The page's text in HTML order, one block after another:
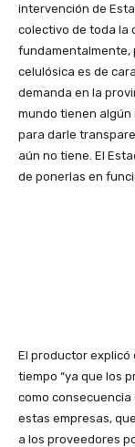
intervención de
colectivo de toda la
fundamentalmente,
celulósica es de
demanda en la
mundo tienen algún
para darle
aún no tiene. El
de ponerlas en
El productor explicó
tiempo “ya que los
como consecuencia
estas empresas,
a los proveedores